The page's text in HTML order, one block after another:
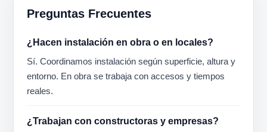
Preguntas Frecuentes
¿Hacen instalación en obra o en locales?
Sí. Coordinamos instalación según superficie, altura y
entorno. En obra se trabaja con accesos y tiempos
reales.
¿Trabajan con constructoras y empresas?